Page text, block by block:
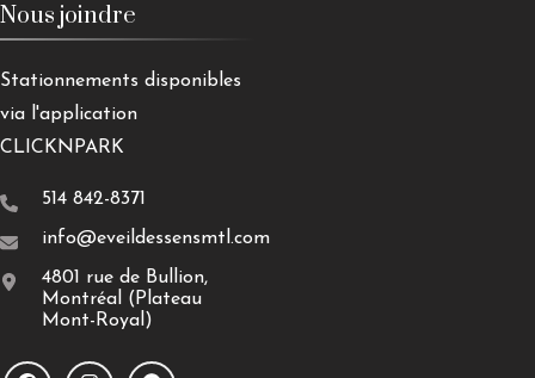
Nous joindre
Stationnements disponibles
via l'application
CLICKNPARK
514 842-8371
info@eveildessensmtl.com
4801 rue de Bullion,
Montréal (Plateau
Mont-Royal)